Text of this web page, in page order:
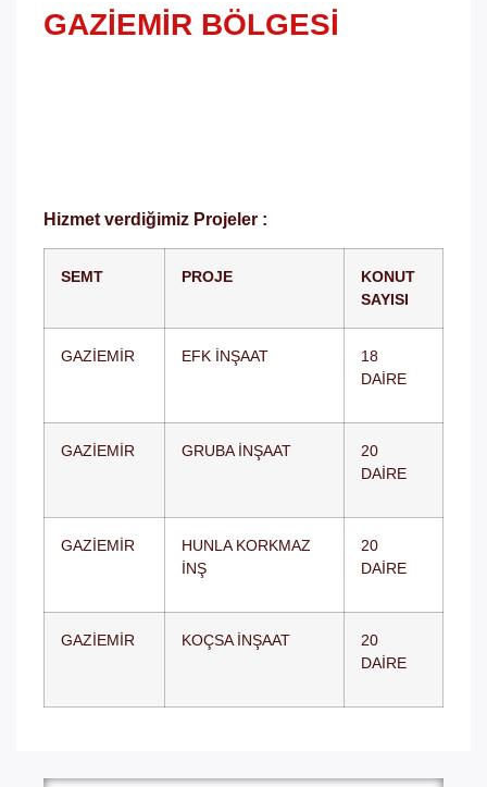
GAZIEMIR BÖLGESI
Hizmet verdiğimiz Projeler :
SEMT PROJE
KONUT
SAYISI
GAZİEMİR EFK İNŞAAT
18
DAİRE
GAZİEMİR GRUBA İNŞAAT
20
DAİRE
GAZİEMİR
HUNLA KORKMAZ
İNŞ
20
DAİRE
GAZİEMİR KOÇSA İNŞAAT
20
DAİRE